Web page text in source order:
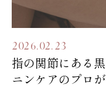
2026.02.23
指の関節にある
ニンケアのプロ